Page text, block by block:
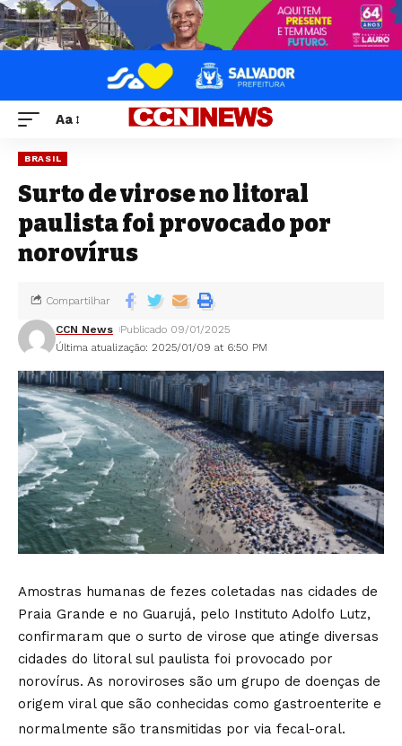
Aa
BRASIL
Surto de virose no litoral
paulista foi provocado por
norovírus
Última atualização: 2025/01/09 at 6:50 PM
CCN News Publicado 09/01/2025
Compartilhar
Amostras humanas de fezes coletadas nas cidades de
Praia Grande e no Guarujá, pelo Instituto Adolfo Lutz,
confirmaram que o surto de virose que atinge diversas
cidades do litoral sul paulista foi provocado por
norovírus. As noroviroses são um grupo de doenças de
origem viral que são conhecidas como gastroenterite e
normalmente são transmitidas por via fecal-oral.